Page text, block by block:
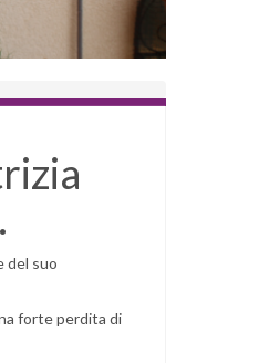
del suo
forte perdita di